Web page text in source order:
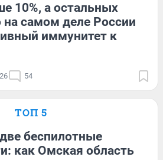
10%, а остальных
на самом деле России
иммунитет к
54
ТОП 5
беспилотные
как Омская область